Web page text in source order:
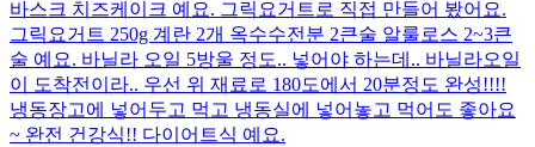
바스크 치즈케이크 예요. 그릭요거트로 직접 만들어 봤어요.
그릭요거트 250g 계란 2개 옥수수전분 2큰술 알룰로스 2~3큰
술 예요. 바닐라 오일 5방울 정도.. 넣어야 하는데.. 바닐라오일
이 도착전이라.. 우선 위 재료로 180도에서 20분정도 완성!!!!
냉동장고에 넣어두고 먹고 냉동실에 넣어놓고 먹어도 좋아요
~ 완전 건강식!! 다이어트식 예요.